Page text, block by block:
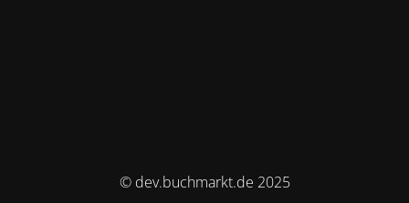
© dev.buchmarkt.de 2025